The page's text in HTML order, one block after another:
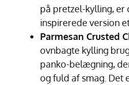
på pretzel-kylling, er
inspirerede version
Parmesan Crusted
ovnbagte kylling
panko-belægning,
og fuld af smag. Det